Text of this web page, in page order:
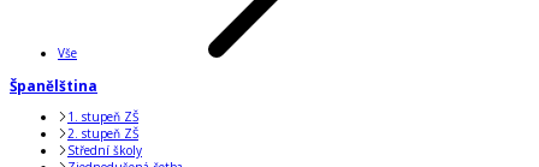
Vše
Španělština
1. stupeň ZŠ
2. stupeň ZŠ
Střední školy